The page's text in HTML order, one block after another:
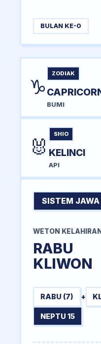
BULAN KE-0
♑
ZODIAK
BUMI
🐰
SHIO
KELINCI
API
SISTEM JAWA
WETON KELAHIRAN
RABU
KLIWON
RABU (7) +
NEPTU 15